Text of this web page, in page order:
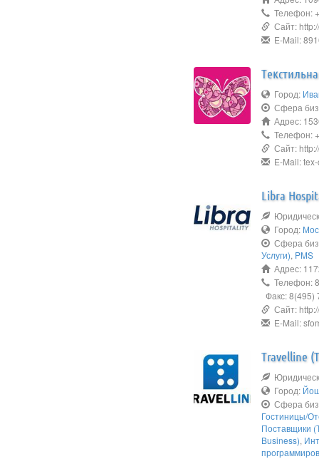
Телефон:
Сайт:
E-Mail:
Город:
Сфера
Адрес:
Телефон:
Сайт:
E-Mail: tex-
Libra
Город:
Сфера
Услуги), PMS
Адрес:
Телефон:
Факс: 8(495)
Сайт:
E-Mail:
Travelline
Город:
Сфера
Гостиницы/
Поставщики
Business),